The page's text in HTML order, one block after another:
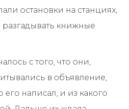
остановки на станциях,
книжные
с того, что они,
в объявление,
его написал, и из какого